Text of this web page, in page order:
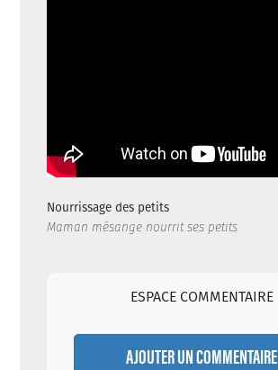
Nourrissage des petits
Maman mésange nourrit ses petits
ESPACE COMMENTAIRE
AJOUTER UN COMMENTAIRE